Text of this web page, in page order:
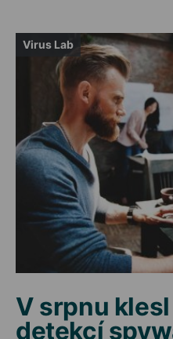
Virus Lab
V srpnu
detekcí